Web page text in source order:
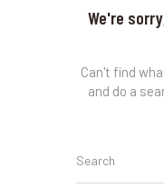
We're
Can't find
and do a